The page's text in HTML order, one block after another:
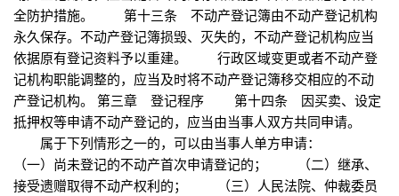
全防护措施。 第十三条 不动产登记簿由不动产登记机构
永久保存。不动产登记簿损毁、灭失的，不动产登记机构应当
依据原有登记资料予以重建。 行政区域变更或者不动产登
记机构职能调整的，应当及时将不动产登记簿移交相应的不动
产登记机构。 第三章 登记程序 第十四条 因买卖、设定
抵押权等申请不动产登记的，应当由当事人双方共同申请。
属于下列情形之一的，可以由当事人单方申请：
（一）尚未登记的不动产首次申请登记的； （二）继承、
接受遗赠取得不动产权利的； （三）人民法院、仲裁委员